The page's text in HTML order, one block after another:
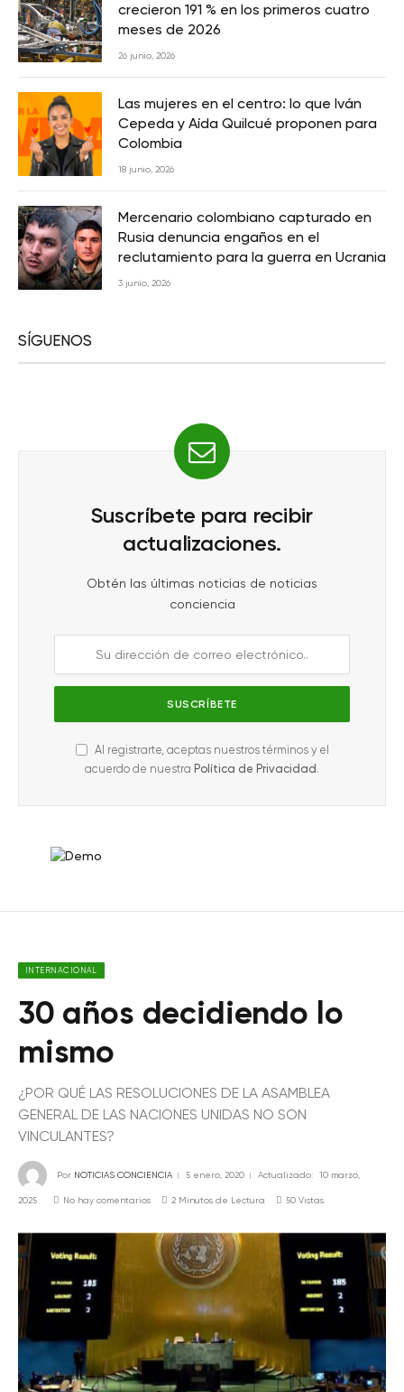
crecieron 191 % en los primeros cuatro
meses de 2026
26 junio, 2026
Las mujeres en el centro: lo que Iván
Cepeda y Aída Quilcué proponen para
Colombia
18 junio, 2026
Mercenario colombiano capturado en
Rusia denuncia engaños en el
reclutamiento para la guerra en Ucrania
3 junio, 2026
SÍGUENOS
Suscríbete para recibir
actualizaciones.
Obtén las últimas noticias de noticias
conciencia
Al registrarte, aceptas nuestros términos y el
acuerdo de nuestra Política de Privacidad .
INTERNACIONAL
30 años decidiendo lo
mismo
¿POR QUÉ LAS RESOLUCIONES DE LA ASAMBLEA
GENERAL DE LAS NACIONES UNIDAS NO SON
VINCULANTES?
Por NOTICIAS CONCIENCIA 5 enero, 2020 Actualizado: 10 marzo,
2025 No hay comentarios 2 Minutos de Lectura 50 Vistas